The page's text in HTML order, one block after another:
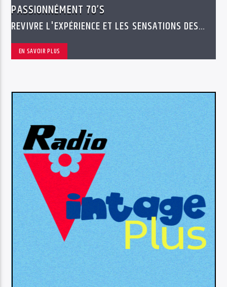
PASSIONNÉMENT 70’S
REVIVRE L'EXPÉRIENCE ET LES SENSATIONS DES
EN SAVOIR PLUS